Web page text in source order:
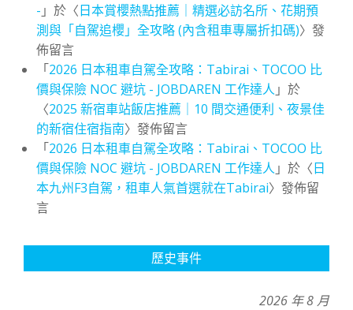
- 」於〈日本賞櫻熱點推薦｜精選必訪名所、花期預
測與「自駕追櫻」全攻略 (內含租車專屬折扣碼)〉發
佈留言
「2026 日本租車自駕全攻略：Tabirai、TOCOO 比
價與保險 NOC 避坑 - JOBDAREN 工作達人 」於
〈2025 新宿車站飯店推薦｜10 間交通便利、夜景佳
的新宿住宿指南〉發佈留言
「2026 日本租車自駕全攻略：Tabirai、TOCOO 比
價與保險 NOC 避坑 - JOBDAREN 工作達人 」於〈日
本九州F3自駕，租車人氣首選就在Tabirai〉發佈留
言
歷史事件
2026 年 8 月